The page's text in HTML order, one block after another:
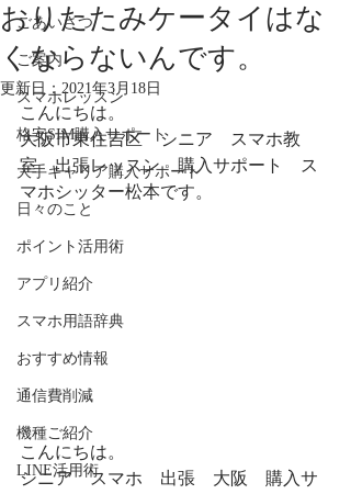
ごあいさつ
ご案内
スマホレッスン
格安SIM購入サポート
大手キャリア購入サポート
日々のこと
ポイント活用術
アプリ紹介
スマホ用語辞典
おすすめ情報
通信費削減
機種ご紹介
LINE活用術
おりたたみケータイはな
くならないんです。
更新日： 2021年3月18日
こんにちは。
大阪市東住吉区　シニア　スマホ教
室　出張レッスン　購入サポート　ス
マホシッター松本です。
こんにちは。
シニア　スマホ　出張　大阪　購入サ